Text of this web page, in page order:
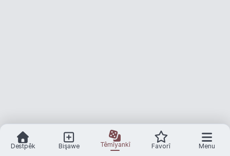
Destpêk Bişawe Têmîyankî Favorî Menu